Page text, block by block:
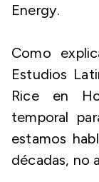
Energy.
Como
Estudios
Rice en
temporal
estamos
décadas, no